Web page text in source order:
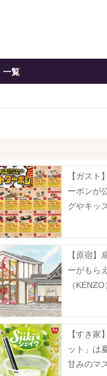
一覧
【ガスト
ーポンが
グやキッ
【原宿】
ーがもら
（
【すき家
ット」は
甘みのマ